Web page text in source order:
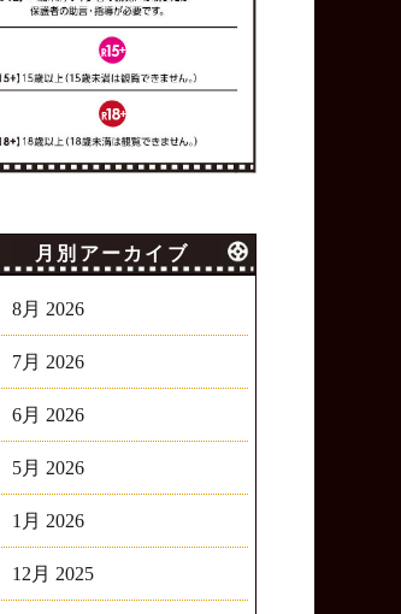
月別アーカイブ
8月 2026
7月 2026
6月 2026
5月 2026
1月 2026
12月 2025